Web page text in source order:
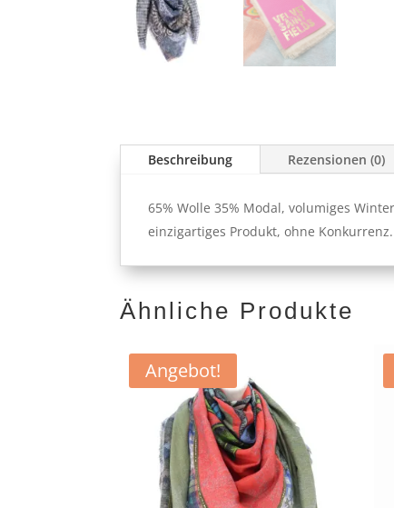
Beschreibung Rezensionen (0)
65% Wolle 35% Modal, volumiges
einzigartiges Produkt, ohne Konkurrenz.
Ähnliche Produkte
Angebot!